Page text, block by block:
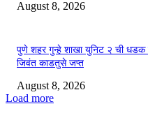
August 8, 2026
पुणे शहर गुन्हे शाखा युनिट २ ची धडक
जिवंत काडतुसे जप्त
August 8, 2026
Load more